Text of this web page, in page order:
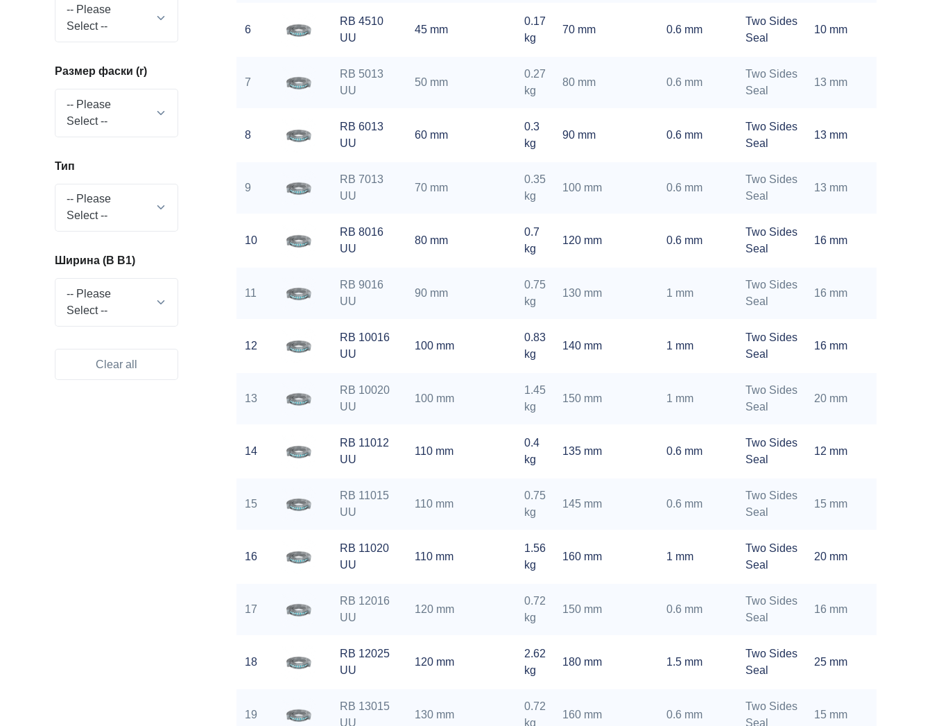
-- Please
Select --
Размер фаски (r)
-- Please
Select --
Тип
-- Please
Select --
Ширина (B B1)
-- Please
Select --
Clear all
6
RB 4510
UU
45 mm
0.17
kg
70 mm 0.6 mm
Two Sides
Seal
10 mm
7
RB 5013
UU
50 mm
0.27
kg
80 mm 0.6 mm
Two Sides
Seal
13 mm
8
RB 6013
UU
60 mm
0.3
kg
90 mm 0.6 mm
Two Sides
Seal
13 mm
9
RB 7013
UU
70 mm
0.35
kg
100 mm 0.6 mm
Two Sides
Seal
13 mm
10
RB 8016
UU
80 mm
0.7
kg
120 mm 0.6 mm
Two Sides
Seal
16 mm
11
RB 9016
UU
90 mm
0.75
kg
130 mm 1 mm
Two Sides
Seal
16 mm
12
RB 10016
UU
100 mm
0.83
kg
140 mm 1 mm
Two Sides
Seal
16 mm
13
RB 10020
UU
100 mm
1.45
kg
150 mm 1 mm
Two Sides
Seal
20 mm
14
RB 11012
UU
110 mm
0.4
kg
135 mm 0.6 mm
Two Sides
Seal
12 mm
15
RB 11015
UU
110 mm
0.75
kg
145 mm 0.6 mm
Two Sides
Seal
15 mm
16
RB 11020
UU
110 mm
1.56
kg
160 mm 1 mm
Two Sides
Seal
20 mm
17
RB 12016
UU
120 mm
0.72
kg
150 mm 0.6 mm
Two Sides
Seal
16 mm
18
RB 12025
UU
120 mm
2.62
kg
180 mm 1.5 mm
Two Sides
Seal
25 mm
19
RB 13015
UU
130 mm
0.72
kg
160 mm 0.6 mm
Two Sides
Seal
15 mm